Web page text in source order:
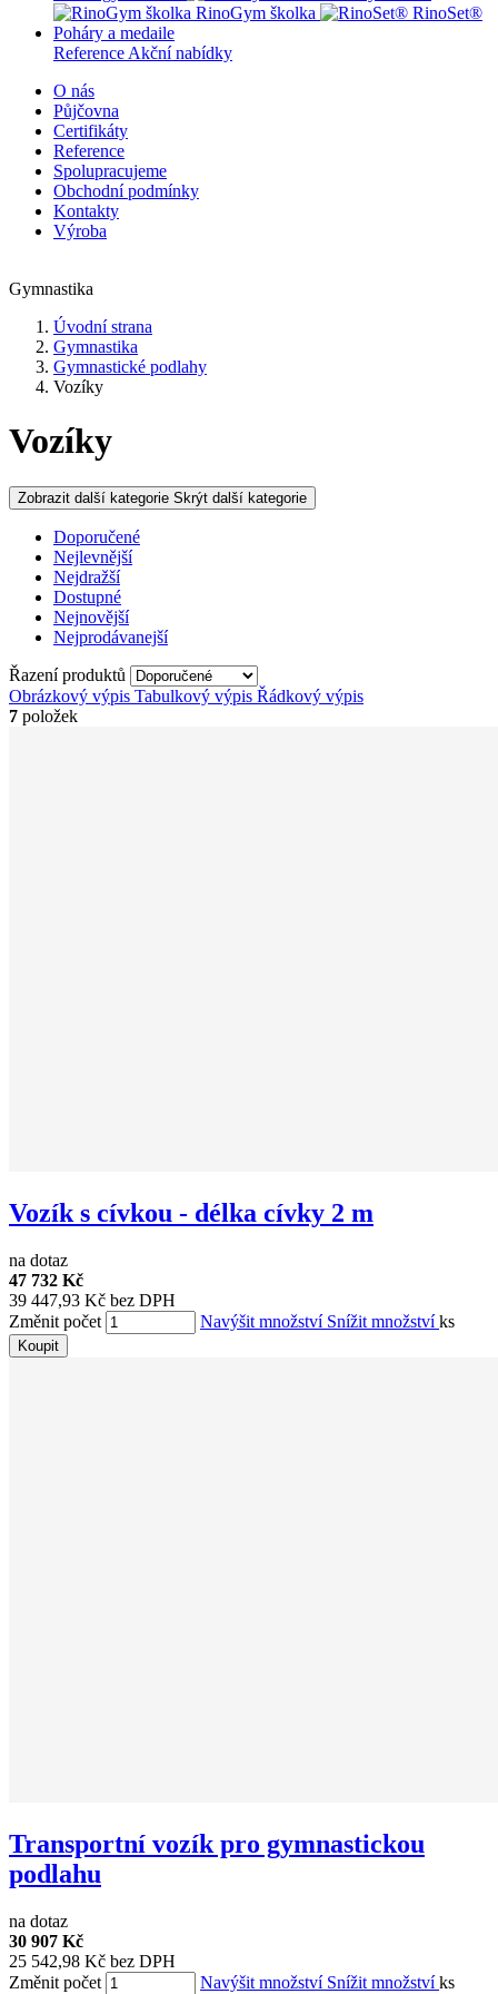
RinoGym školka
RinoSet®
Poháry a medaile
Reference Akční nabídky
O nás
Půjčovna
Certifikáty
Reference
Spolupracujeme
Obchodní podmínky
Kontakty
Výroba
Gymnastika
Úvodní strana
Gymnastika
Gymnastické podlahy
Vozíky
Vozíky
Zobrazit další kategorie Skrýt další kategorie
Doporučené
Nejlevnější
Nejdražší
Dostupné
Nejnovější
Nejprodávanejší
Řazení produktů
Obrázkový výpis Tabulkový výpis Řádkový výpis
7 položek
Vozík s cívkou - délka cívky 2 m
na dotaz
47 732 Kč
39 447,93 Kč bez DPH
Změnit počet
Navýšit množství Snížit množstvíks
Koupit
Transportní vozík pro gymnastickou
podlahu
na dotaz
30 907 Kč
25 542,98 Kč bez DPH
Změnit počet
Navýšit množství Snížit množstvíks